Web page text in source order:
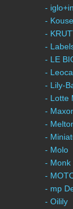
-
-
-
-
- LE
- Leoca
- Lily-
- Lotte
-
-
-
- Molo
- Monk
-
- mp
- Oilily